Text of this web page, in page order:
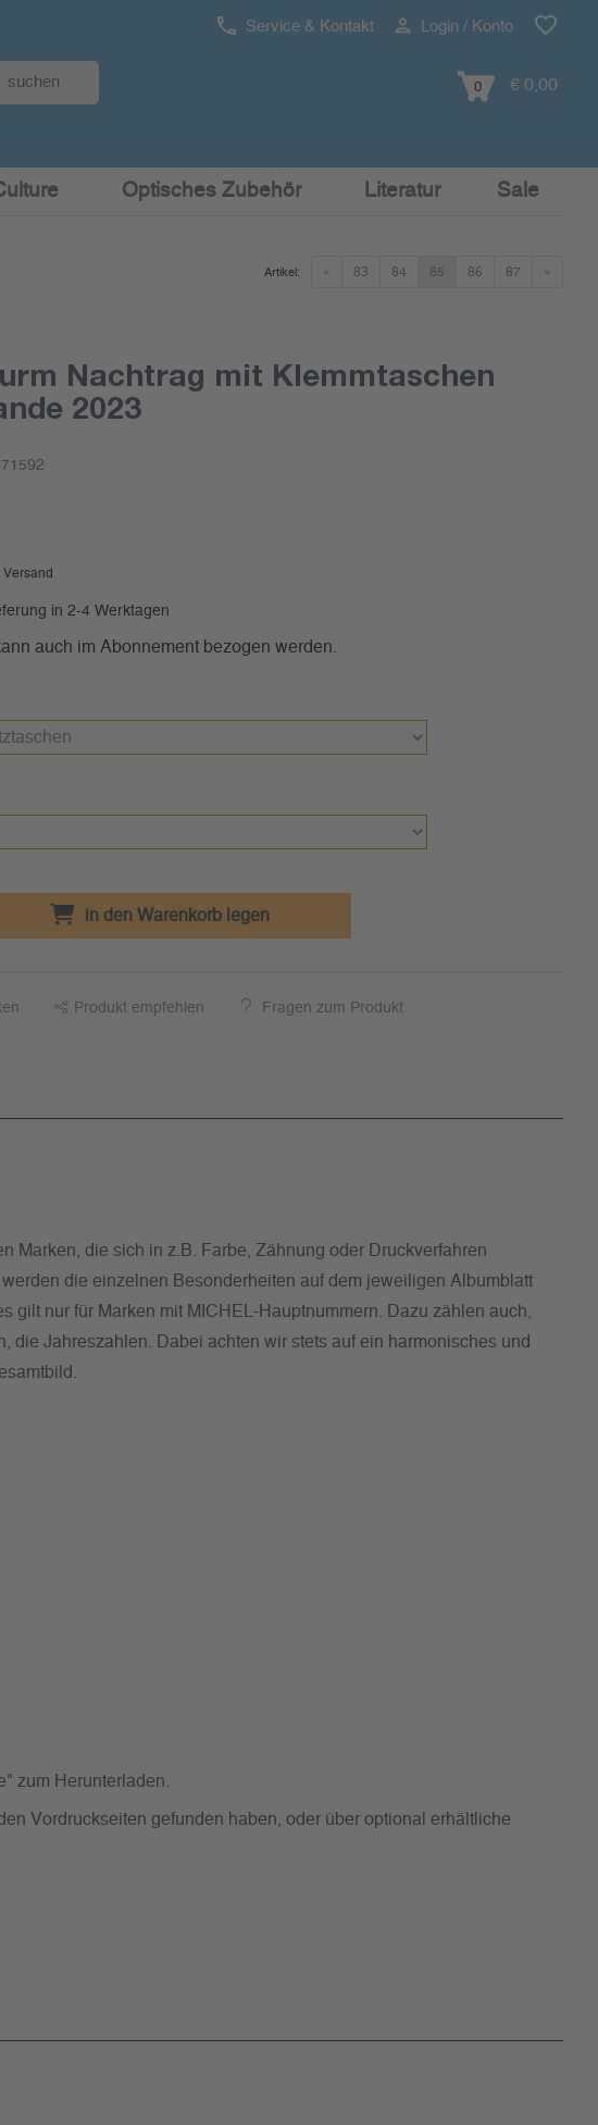
Service & Kontakt Login / Konto
suchen 0 € 0,00
Optisches Zubehör Literatur Sale
« 83 84 85 86 87 »
Artikel:
Nachtrag mit Klemmtaschen
2023
Versand
in 2-4 Werktagen
auch im Abonnement bezogen werden.
in den Warenkorb legen
Produkt empfehlen Fragen zum Produkt
Marken, die sich in z.B. Farbe, Zähnung oder Druckverfahren
die einzelnen Besonderheiten auf dem jeweiligen Albumblatt
gilt nur für Marken mit MICHEL-Hauptnummern. Dazu zählen auch,
die Jahreszahlen. Dabei achten wir stets auf ein harmonisches und
zum Herunterladen.
Vordruckseiten gefunden haben, oder über optional erhältliche